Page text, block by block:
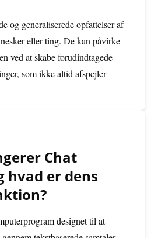
og generaliserede opfattelser af
eller ting. De kan påvirke
ved at skabe forudindtagede
som ikke altid afspejler
Chat
hvad er dens
designet til at